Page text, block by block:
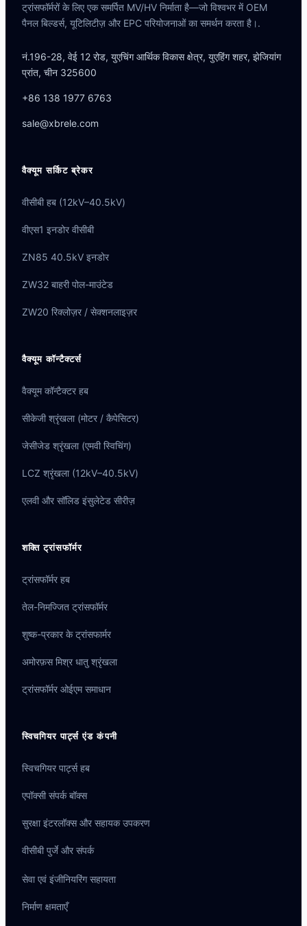
ट्रांसफॉर्मरों के लिए एक समर्पित MV/HV निर्माता है—जो विश्वभर में OEM
पैनल बिल्डर्स, यूटिलिटीज़ और EPC परियोजनाओं का समर्थन करता है।.
नं.196-28, वेई 12 रोड, युएचिंग आर्थिक विकास क्षेत्र, युएहिंग शहर, झेजियांग
प्रांत, चीन 325600
+86 138 1977 6763
sale@xbrele.com
वैक्यूम सर्किट ब्रेकर
वीसीबी हब (12kV–40.5kV)
वीएस1 इनडोर वीसीबी
ZN85 40.5kV इनडोर
ZW32 बाहरी पोल-माउंटेड
ZW20 रिक्लोज़र / सेक्शनलाइज़र
वैक्यूम कॉन्टैक्टर्स
वैक्यूम कॉन्टैक्टर हब
सीकेजी श्रृंखला (मोटर / कैपेसिटर)
जेसीजेड श्रृंखला (एमवी स्विचिंग)
LCZ श्रृंखला (12kV–40.5kV)
एलवी और सॉलिड इंसुलेटेड सीरीज़
शक्ति ट्रांसफॉर्मर
ट्रांसफॉर्मर हब
तेल-निमज्जित ट्रांसफॉर्मर
शुष्क-प्रकार के ट्रांसफार्मर
अमोरफ़स मिश्र धातु श्रृंखला
ट्रांसफॉर्मर ओईएम समाधान
स्विचगियर पार्ट्स एंड कंपनी
स्विचगियर पार्ट्स हब
एपॉक्सी संपर्क बॉक्स
सुरक्षा इंटरलॉक्स और सहायक उपकरण
वीसीबी पुर्जे और संपर्क
सेवा एवं इंजीनियरिंग सहायता
निर्माण क्षमताएँ